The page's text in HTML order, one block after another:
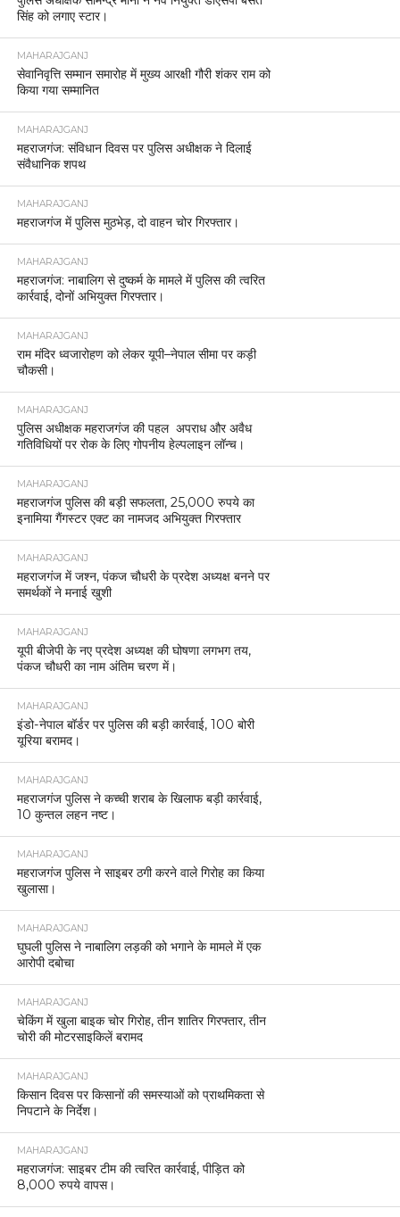
सिंह को लगाए स्टार।
MAHARAJGANJ
सेवानिवृत्ति सम्मान समारोह में मुख्य आरक्षी गौरी शंकर राम को
किया गया सम्मानित
MAHARAJGANJ
महराजगंज: संविधान दिवस पर पुलिस अधीक्षक ने दिलाई
संवैधानिक शपथ
MAHARAJGANJ
महराजगंज में पुलिस मुठभेड़, दो वाहन चोर गिरफ्तार।
MAHARAJGANJ
महराजगंज: नाबालिग से दुष्कर्म के मामले में पुलिस की त्वरित
कार्रवाई, दोनों अभियुक्त गिरफ्तार।
MAHARAJGANJ
राम मंदिर ध्वजारोहण को लेकर यूपी–नेपाल सीमा पर कड़ी
चौकसी।
MAHARAJGANJ
पुलिस अधीक्षक महराजगंज की पहल अपराध और अवैध
गतिविधियों पर रोक के लिए गोपनीय हेल्पलाइन लॉन्च।
MAHARAJGANJ
महराजगंज पुलिस की बड़ी सफलता, 25,000 रुपये का
इनामिया गैंगस्टर एक्ट का नामजद अभियुक्त गिरफ्तार
MAHARAJGANJ
महराजगंज में जश्न, पंकज चौधरी के प्रदेश अध्यक्ष बनने पर
समर्थकों ने मनाई खुशी
MAHARAJGANJ
यूपी बीजेपी के नए प्रदेश अध्यक्ष की घोषणा लगभग तय,
पंकज चौधरी का नाम अंतिम चरण में।
MAHARAJGANJ
इंडो-नेपाल बॉर्डर पर पुलिस की बड़ी कार्रवाई, 100 बोरी
यूरिया बरामद।
MAHARAJGANJ
महराजगंज पुलिस ने कच्ची शराब के खिलाफ बड़ी कार्रवाई,
10 कुन्तल लहन नष्ट।
MAHARAJGANJ
महराजगंज पुलिस ने साइबर ठगी करने वाले गिरोह का किया
खुलासा।
MAHARAJGANJ
घुघली पुलिस ने नाबालिग लड़की को भगाने के मामले में एक
आरोपी दबोचा
MAHARAJGANJ
चेकिंग में खुला बाइक चोर गिरोह, तीन शातिर गिरफ्तार, तीन
चोरी की मोटरसाइकिलें बरामद
MAHARAJGANJ
किसान दिवस पर किसानों की समस्याओं को प्राथमिकता से
निपटाने के निर्देश।
MAHARAJGANJ
महराजगंज: साइबर टीम की त्वरित कार्रवाई, पीड़ित को
8,000 रुपये वापस।